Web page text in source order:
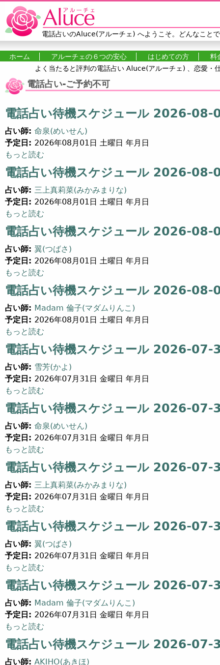
Jump to navigation
電話占いのAluce(アルーチェ) へようこそ。どんなこと
メインメニュー
ホーム アルーチェの６つの安心 はじめての方
料
よく当たると評判の電話占い Aluce(アルーチェ) 、恋愛・
電話占い-ご予約不可
電話占い待機スケジュール 2026-
占い師: 命泉(めいせん)
予定日: 2026年08月01日 土曜日 年月日
電話占い待機スケジュール 2026-08-01 (18) について
もっと読む
電話占い待機スケジュール 2026-
占い師: 三上真莉菜(みかみまりな)
予定日: 2026年08月01日 土曜日 年月日
電話占い待機スケジュール 2026-08-01 (16) について
もっと読む
電話占い待機スケジュール 2026-
占い師: 翼(つばさ)
予定日: 2026年08月01日 土曜日 年月日
電話占い待機スケジュール 2026-08-01 (14) について
もっと読む
電話占い待機スケジュール 2026-
占い師: Madam 倫子(マダムりんこ)
予定日: 2026年08月01日 土曜日 年月日
電話占い待機スケジュール 2026-08-01 (2) について
もっと読む
電話占い待機スケジュール 2026-
占い師: 雪芳(かよ)
予定日: 2026年07月31日 金曜日 年月日
電話占い待機スケジュール 2026-07-31 (5) について
もっと読む
電話占い待機スケジュール 2026-
占い師: 命泉(めいせん)
予定日: 2026年07月31日 金曜日 年月日
電話占い待機スケジュール 2026-07-31 (18) について
もっと読む
電話占い待機スケジュール 2026-
占い師: 三上真莉菜(みかみまりな)
予定日: 2026年07月31日 金曜日 年月日
電話占い待機スケジュール 2026-07-31 (16) について
もっと読む
電話占い待機スケジュール 2026-
占い師: 翼(つばさ)
予定日: 2026年07月31日 金曜日 年月日
電話占い待機スケジュール 2026-07-31 (14) について
もっと読む
電話占い待機スケジュール 2026-
占い師: Madam 倫子(マダムりんこ)
予定日: 2026年07月31日 金曜日 年月日
電話占い待機スケジュール 2026-07-31 (2) について
もっと読む
電話占い待機スケジュール 2026-
占い師: AKIHO(あきほ)